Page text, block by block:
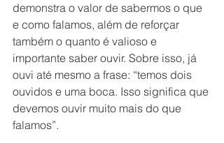
demonstra o valor de sabermos o que
e como falamos, além de reforçar
também o quanto é valioso e
importante saber ouvir. Sobre isso, já
ouvi até mesmo a frase: “temos dois
ouvidos e uma boca. Isso significa que
devemos ouvir muito mais do que
falamos”.